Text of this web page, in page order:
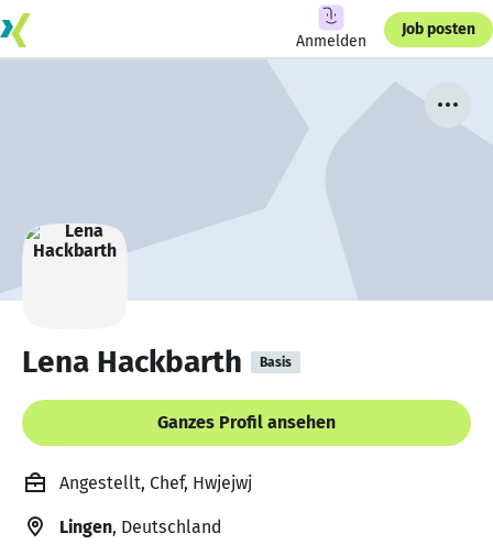
Anmelden
Job posten
Lena Hackbarth Basis
Ganzes Profil ansehen
Angestellt, Chef, Hwjejwj
Lingen, Deutschland